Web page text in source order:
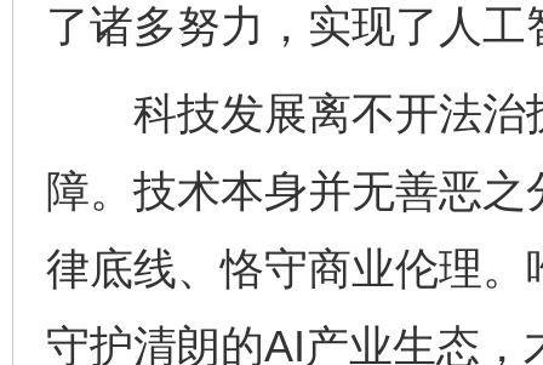
了诸多努力，实现了人
科技发展离不开法治
障。技术本身并无善恶
律底线、恪守商业伦理。
守护清朗的AI产业生态